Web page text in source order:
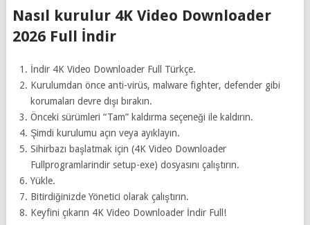
Nasıl kurulur 4K Video Downloader
2026 Full İndir
İndir 4K Video Downloader Full Türkçe.
Kurulumdan önce anti-virüs, malware fighter, defender gibi
korumaları devre dışı bırakın.
Önceki sürümleri “Tam” kaldırma seçeneği ile kaldırın.
Şimdi kurulumu açın veya ayıklayın.
Sihirbazı başlatmak için (4K Video Downloader
Fullprogramlarindir setup-exe) dosyasını çalıştırın.
Yükle.
Bitirdiğinizde Yönetici olarak çalıştırın.
Keyfini çıkarın 4K Video Downloader İndir Full!